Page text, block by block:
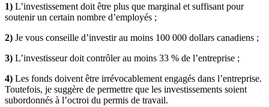
1) L’investissement doit être plus que marginal et suffisant pour
soutenir un certain nombre d’employés ;
2) Je vous conseille d’investir au moins 100 000 dollars canadiens ;
3) L’investisseur doit contrôler au moins 33 % de l’entreprise ;
4) Les fonds doivent être irrévocablement engagés dans l’entreprise.
Toutefois, je suggère de permettre que les investissements soient
subordonnés à l’octroi du permis de travail.